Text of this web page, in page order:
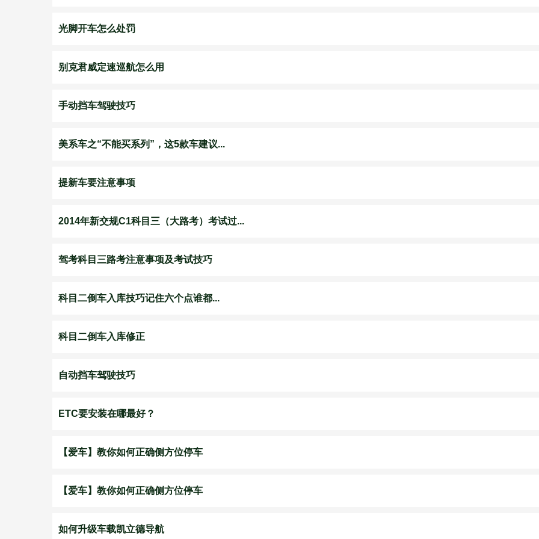
光脚开车怎么处罚
别克君威定速巡航怎么用
手动挡车驾驶技巧
美系车之“不能买系列”，这5款车建议...
提新车要注意事项
2014年新交规C1科目三（大路考）考试过...
驾考科目三路考注意事项及考试技巧
科目二倒车入库技巧记住六个点谁都...
科目二倒车入库修正
自动挡车驾驶技巧
ETC要安装在哪最好？
【爱车】教你如何正确侧方位停车
【爱车】教你如何正确侧方位停车
如何升级车载凯立德导航